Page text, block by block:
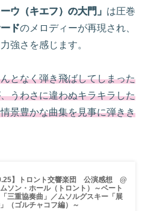
ウ（キエフ）の大門」 は圧巻
ドのメロディーが再現され、
強さを感じます。
となく弾き飛ばしてしまった
うわさに違わぬキラキラした
景豊かな曲集を見事に弾きき
】トロント交響楽団 公演感想 @
ソン・ホール（トロント）～ベート
三重協奏曲」／ムソルグスキー「展
（ゴルチャコフ編）～